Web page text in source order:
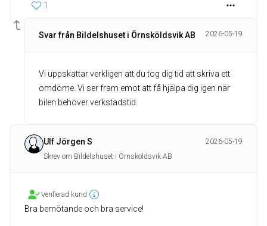
1
Svar från Bildelshuset i Örnsköldsvik AB 2026-05-19
Vi uppskattar verkligen att du tog dig tid att skriva ett
omdöme. Vi ser fram emot att få hjälpa dig igen när
bilen behöver verkstadstid.
Ulf Jörgen S
2026-05-19
Skrev om Bildelshuset i Örnsköldsvik AB
Verifierad kund
Bra bemötande och bra service!